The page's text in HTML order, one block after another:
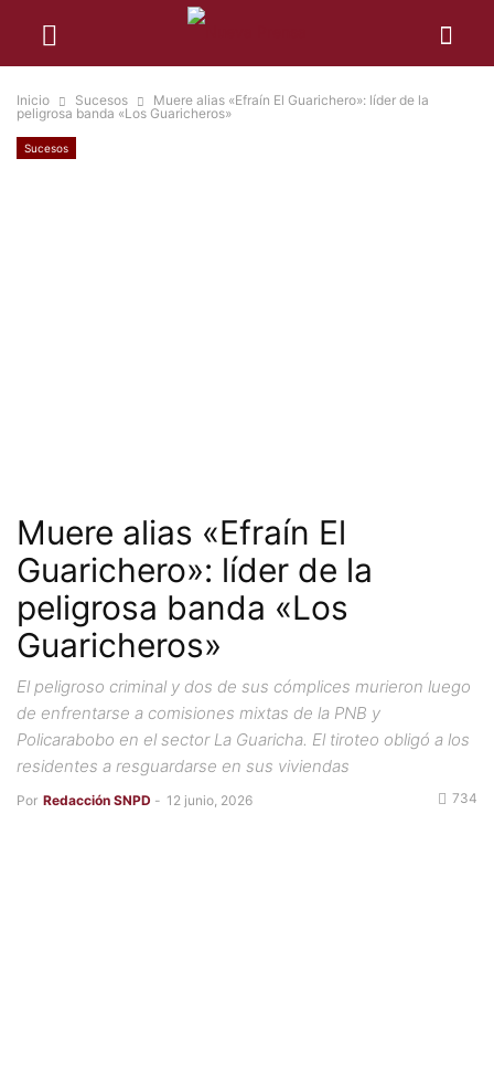
Inicio Sucesos
Muere alias «Efraín El Guarichero»: líder de la
peligrosa banda «Los Guaricheros»
Sucesos
Muere alias «Efraín El
Guarichero»: líder de la
peligrosa banda «Los
Guaricheros»
El peligroso criminal y dos de sus cómplices murieron luego
de enfrentarse a comisiones mixtas de la PNB y
Policarabobo en el sector La Guaricha. El tiroteo obligó a los
residentes a resguardarse en sus viviendas
Por Redacción SNPD - 12 junio, 2026 734